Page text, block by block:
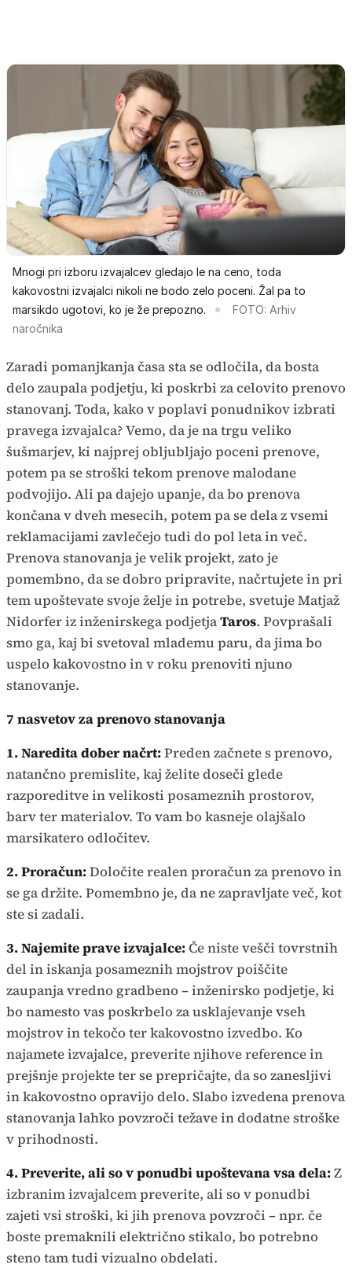
Mnogi pri izboru izvajalcev gledajo le na ceno, toda
kakovostni izvajalci nikoli ne bodo zelo poceni. Žal pa to
marsikdo ugotovi, ko je že prepozno.
FOTO: Arhiv
naročnika
Zaradi pomanjkanja časa sta se odločila, da bosta
delo zaupala podjetju, ki poskrbi za celovito prenovo
stanovanj. Toda, kako v poplavi ponudnikov izbrati
pravega izvajalca? Vemo, da je na trgu veliko
šušmarjev, ki najprej obljubljajo poceni prenove,
potem pa se stroški tekom prenove malodane
podvojijo. Ali pa dajejo upanje, da bo prenova
končana v dveh mesecih, potem pa se dela z vsemi
reklamacijami zavlečejo tudi do pol leta in več.
Prenova stanovanja je velik projekt, zato je
pomembno, da se dobro pripravite, načrtujete in pri
tem upoštevate svoje želje in potrebe, svetuje Matjaž
Nidorfer iz inženirskega podjetjaTaros. Povprašali
smo ga, kaj bi svetoval mlademu paru, da jima bo
uspelo kakovostno in v roku prenoviti njuno
stanovanje.
7 nasvetov za prenovo stanovanja
1. Naredita dober načrt:Preden začnete s prenovo,
natančno premislite, kaj želite doseči glede
razporeditve in velikosti posameznih prostorov,
barv ter materialov. To vam bo kasneje olajšalo
marsikatero odločitev.
2. Proračun:Določite realen proračun za prenovo in
se ga držite. Pomembno je, da ne zapravljate več, kot
ste si zadali.
3. Najemite prave izvajalce:Če niste vešči tovrstnih
del in iskanja posameznih mojstrov poiščite
zaupanja vredno gradbeno – inženirsko podjetje, ki
bo namesto vas poskrbelo za usklajevanje vseh
mojstrov in tekočo ter kakovostno izvedbo. Ko
najamete izvajalce, preverite njihove reference in
prejšnje projekte ter se prepričajte, da so zanesljivi
in kakovostno opravijo delo. Slabo izvedena prenova
stanovanja lahko povzroči težave in dodatne stroške
v prihodnosti.
4. Preverite, ali so v ponudbi upoštevana vsa dela:Z
izbranim izvajalcem preverite, ali so v ponudbi
zajeti vsi stroški, ki jih prenova povzroči – npr. če
boste premaknili električno stikalo, bo potrebno
steno tam tudi vizualno obdelati.